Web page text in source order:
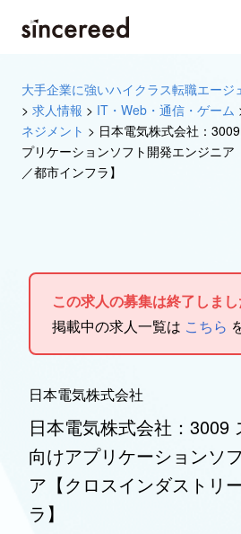
大手企業に強いハイクラス転職エージ
> 求人情報 > IT・Web・通信・ゲーム
ネジメント > 日本電気株式会社：
プリケーションソフト開発エンジニア
／都市インフラ】
この求人の募集は終了しまし
掲載中の求人一覧は こちら
日本電気株式会社
日本電気株式会社：3009
向けアプリケーションソ
ア【クロスインダストリ
ラ】